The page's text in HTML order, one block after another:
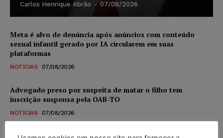
Carlos Henrique Abrão - 07/08/2026
Meta é alvo de denúncia após anúncios com conteúdo
sexual infantil gerado por IA circularem em suas
plataformas
NOTÍCIAS 07/08/2026
Advogado preso por suspeita de matar o filho tem
inscrição suspensa pela OAB-TO
NOTÍCIAS 07/08/2026
STF amplia isenção de IBS e CBS na compra de veículos